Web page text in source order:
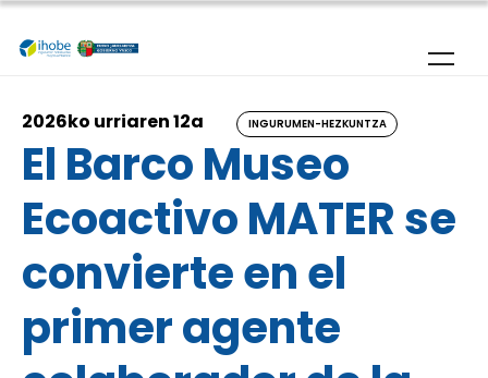
Skip to main content
2026ko urriaren 12a INGURUMEN-HEZKUNTZA
El Barco Museo
Ecoactivo MATER se
convierte en el
primer agente